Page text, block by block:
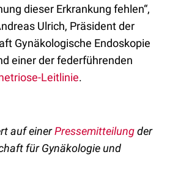
dieser Erkrankung fehlen“,
Ulrich, Präsident der
Gynäkologische Endoskopie
einer der federführenden
Leitlinie.
auf einerPressemitteilungder
für Gynäkologie und